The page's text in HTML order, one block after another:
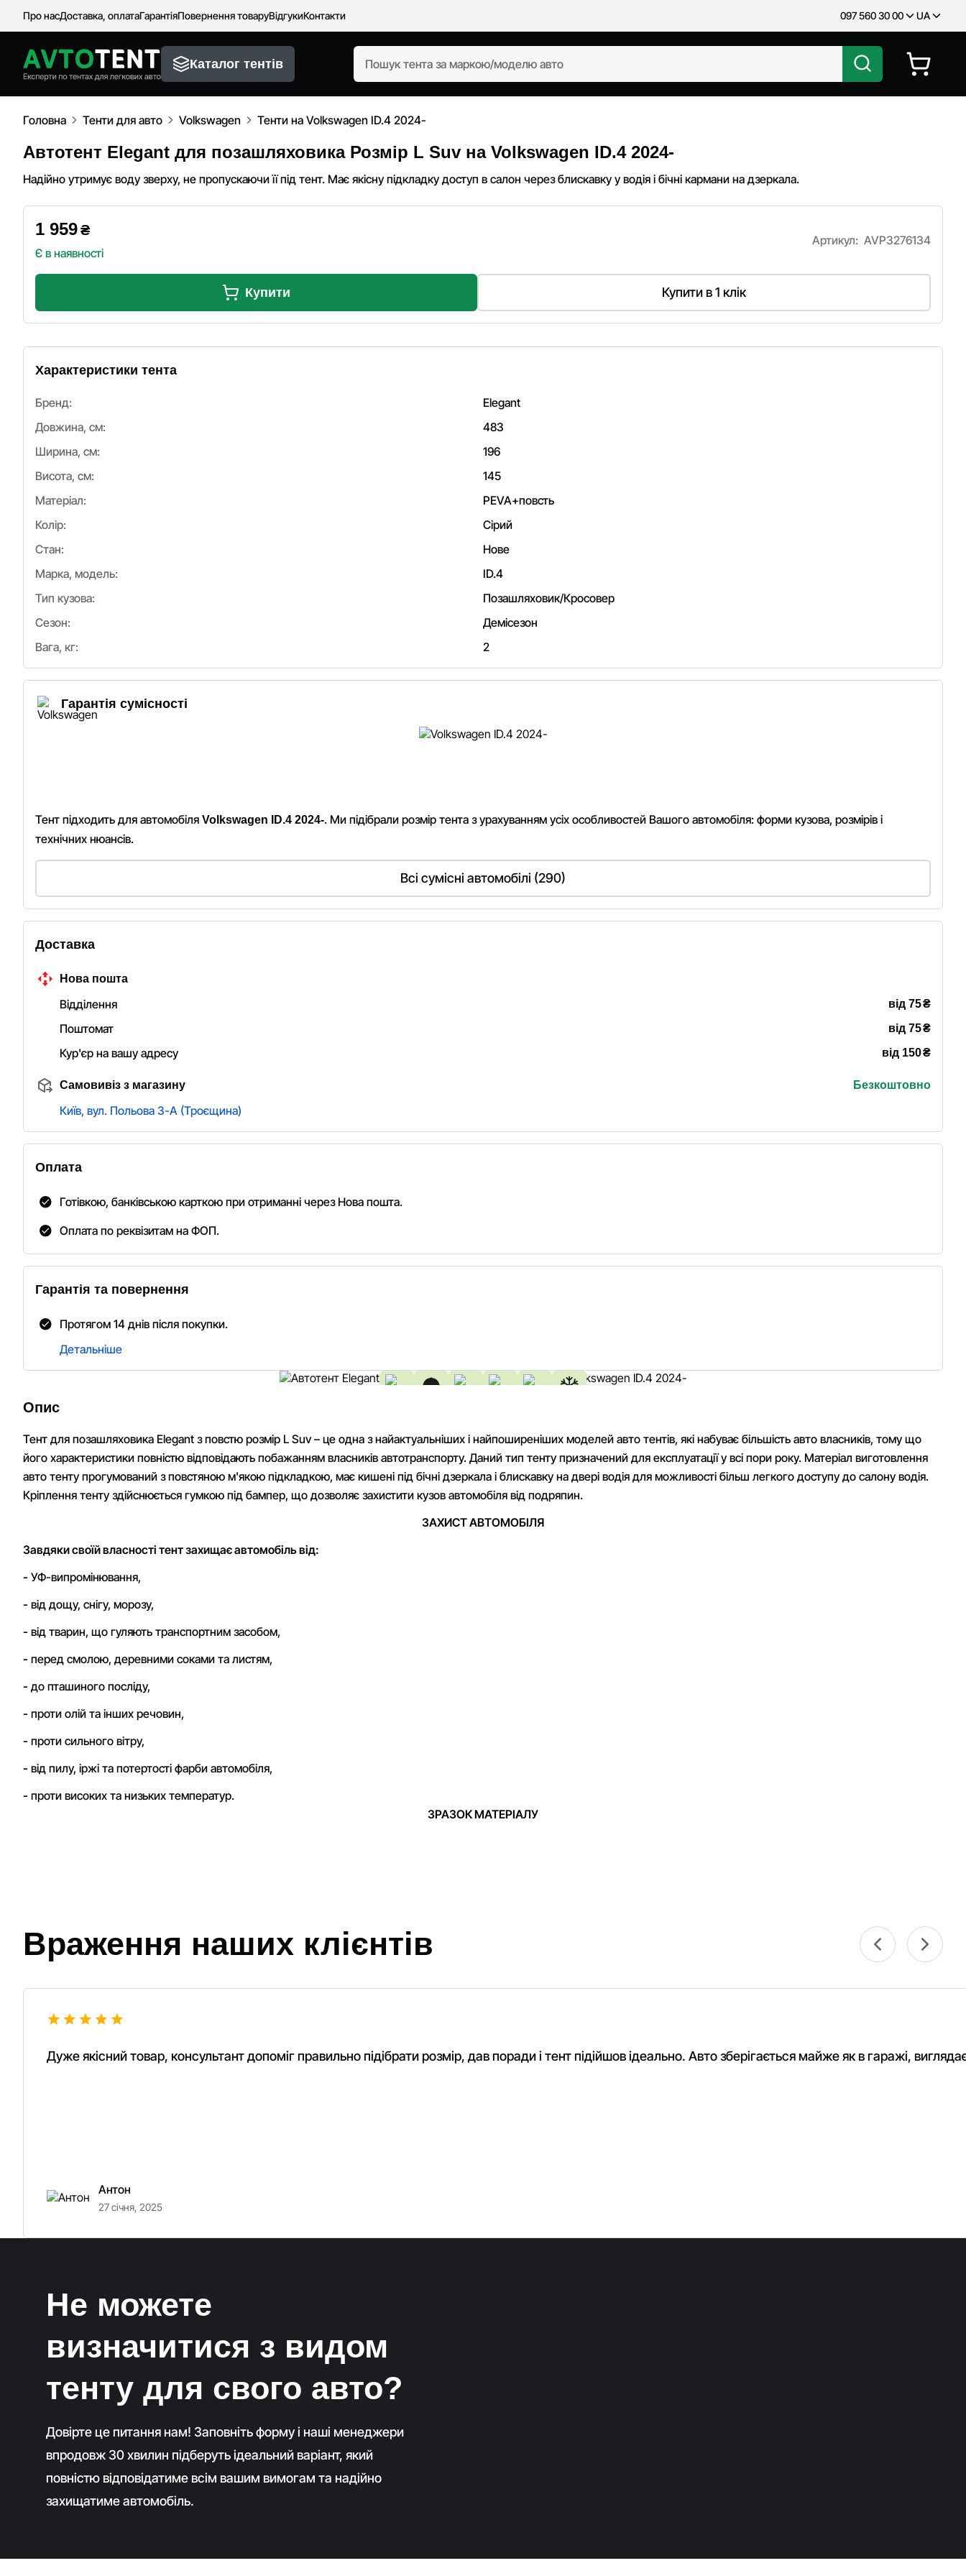
Про насДоставка, оплатаГарантіяПовернення товаруВідгукиКонтакти 097 560 30 00 UA
Каталог тентів
Головна Тенти для авто Volkswagen Тенти на Volkswagen ID.4 2024-
Опис
Тент для позашляховика Elegant з повстю розмір L Suv – це одна з найактуальніших і найпоширеніших моделей авто тентів, які набуває більшість авто власників, тому що
його характеристики повністю відповідають побажанням власників автотранспорту. Даний тип тенту призначений для експлуатації у всі пори року. Матеріал виготовлення
авто тенту прогумований з повстяною м'якою підкладкою, має кишені під бічні дзеркала і блискавку на двері водія для можливості більш легкого доступу до салону водія.
Кріплення тенту здійснюється гумкою під бампер, що дозволяє захистити кузов автомобіля від подряпин.
ЗАХИСТ АВТОМОБІЛЯ
Завдяки своїй власності тент захищає автомобіль від:
- УФ-випромінювання,
- від дощу, снігу, морозу,
- від тварин, що гуляють транспортним засобом,
- перед смолою, деревними соками та листям,
- до пташиного посліду,
- проти олій та інших речовин,
- проти сильного вітру,
- від пилу, іржі та потертості фарби автомобіля,
- проти високих та низьких температур.
ЗРАЗОК МАТЕРІАЛУ
Автотент Elegant для позашляховика Розмір L Suv на Volkswagen ID.4 2024-
Надійно утримує воду зверху, не пропускаючи її під тент. Має якісну підкладку доступ в салон через блискавку у водія і бічні кармани на дзеркала.
1 959₴
Є в наявності
Артикул: AVP3276134
Купити Купити в 1 клік
Характеристики тента
Бренд:
Elegant
Довжина, см:
483
Ширина, см:
196
Висота, см:
145
Матеріал:
PEVA+повсть
Колір:
Сірий
Стан:
Нове
Марка, модель:
ID.4
Тип кузова:
Позашляховик/Кросовер
Сезон:
Демісезон
Вага, кг:
2
Гарантія сумісності
Тент підходить для автомобіля Volkswagen ID.4 2024-. Ми підібрали розмір тента з урахуванням усіх особливостей Вашого автомобіля: форми кузова, розмірів і
технічних нюансів.
Всі сумісні автомобілі (290)
Доставка
Нова пошта
Відділення від 75₴
Поштомат
від 75₴
Кур'єр на вашу адресу
від 150₴
Самовивіз з магазину Безкоштовно
Київ, вул. Польова 3-А (Троєщина)
Оплата
Готівкою, банківською карткою при отриманні через Нова пошта.
Оплата по реквізитам на ФОП.
Гарантія та повернення
Протягом 14 днів після покупки.
Детальніше
Враження наших клієнтів
Дуже якісний товар, консультант допоміг правильно підібрати розмір, дав поради і тент підійшов ідеально. Авто зберігається майже як в гаражі,
Антон
27 січня, 2025
Не можете
визначитися з видом
тенту для свого авто?
Довірте це питання нам! Заповніть форму і наші менеджери
впродовж 30 хвилин підберуть ідеальний варіант, який
повністю відповідатиме всім вашим вимогам та надійно
захищатиме автомобіль.